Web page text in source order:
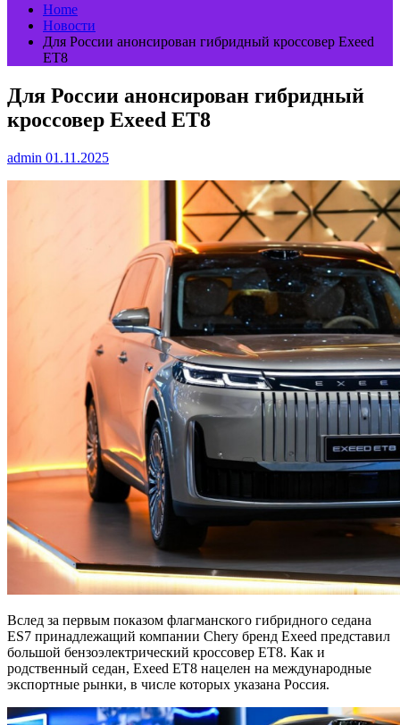
Home
Новости
Для России анонсирован гибридный кроссовер Exeed
ET8
Для России анонсирован гибридный
кроссовер Exeed ET8
admin 01.11.2025
Вслед за первым показом флагманского гибридного седана
ES7 принадлежащий компании Chery бренд Exeed представил
большой бензоэлектрический кроссовер ET8. Как и
родственный седан, Exeed ET8 нацелен на международные
экспортные рынки, в числе которых указана Россия.